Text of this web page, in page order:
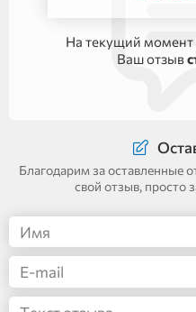
На текущий момент
Ваш отзыв
Благодарим за оставленные
свой отзыв, просто